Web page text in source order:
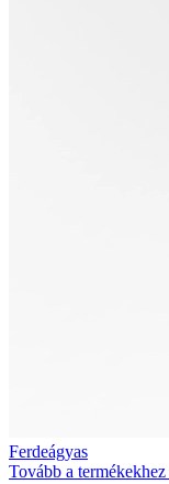
Ferdeágyas
Tovább a termékekhez